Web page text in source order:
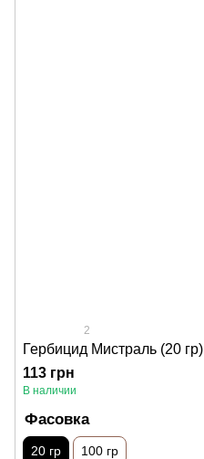
2
Гербицид Мистраль (20 гр)
113 грн
В наличии
Фасовка
20 гр 100 гр